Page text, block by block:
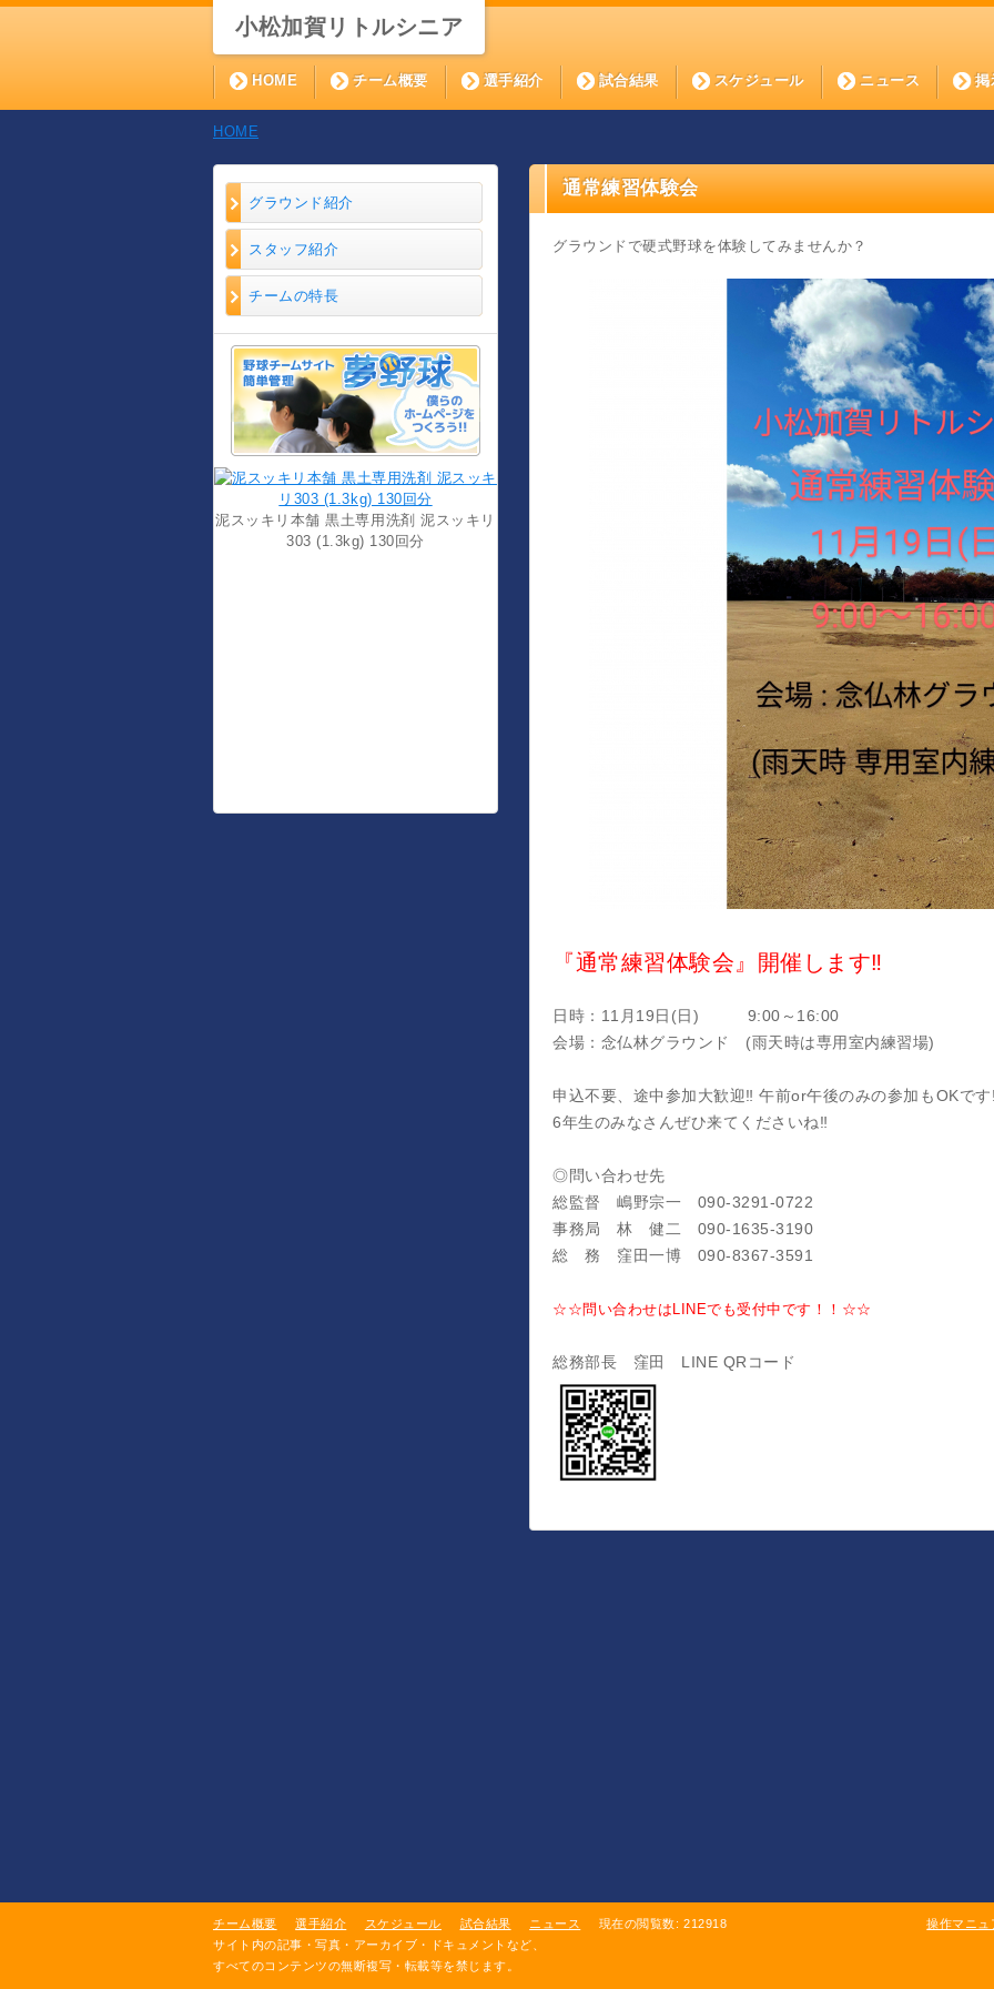
小松加賀リトルシニア
HOME チーム概要 選手紹介 試合結果 スケジュール ニュース 掲
HOME
グラウンド紹介
スタッフ紹介
チームの特長
泥スッキリ本舗 黒土専用洗剤 泥スッキリ
303 (1.3kg) 130回分
通常練習体験会
グラウンドで硬式野球を体験してみませんか？
『通常練習体験会』開催します‼
日時：11月19日(日) 9:00～16:00
会場：念仏林グラウンド (雨天時は専用室内練習場)
申込不要、途中参加大歓迎‼ 午前or午後のみの参加もOKです
6年生のみなさんぜひ来てくださいね‼
◎問い合わせ先
総監督 嶋野宗一 090-3291-0722
事務局 林 健二 090-1635-3190
総 務 窪田一博 090-8367-3591
☆☆問い合わせはLINEでも受付中です！！☆☆
総務部長 窪田 LINE QRコード
チーム概要 選手紹介 スケジュール 試合結果 ニュース 現在の閲覧数: 212918
操作マニュ
サイト内の記事・写真・アーカイブ・ドキュメントなど、
すべてのコンテンツの無断複写・転載等を禁じます。